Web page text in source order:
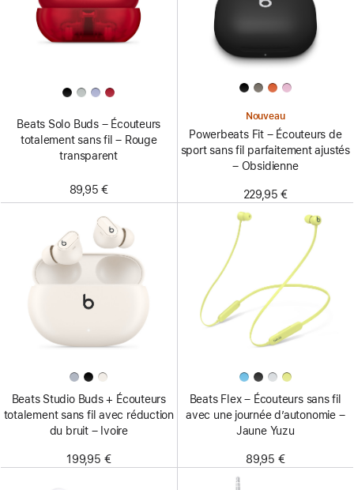
Beats Solo Buds – Écouteurs
totalement sans fil – Rouge
transparent
89,95 €
Nouveau
Powerbeats Fit – Écouteurs de
sport sans fil parfaitement ajustés
– Obsidienne
229,95 €
Beats Studio Buds + Écouteurs
totalement sans fil avec réduction
du bruit – Ivoire
199,95 €
Beats Flex – Écouteurs sans fil
avec une journée d’autonomie –
Jaune Yuzu
89,95 €